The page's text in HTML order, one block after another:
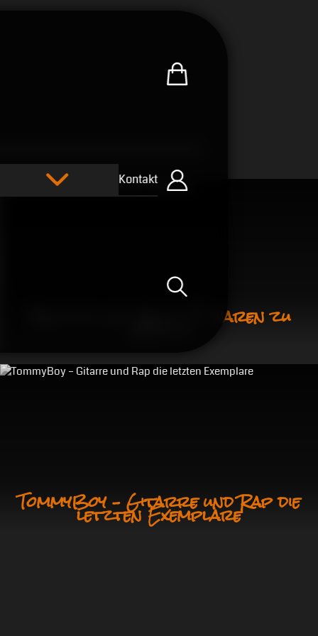
Kontakt
Zum U.R.B-Merchandise-
Einloggen
Suche öffnen
Mentor und Kenny P. waren zu
TommyBoy – Gitarre und Rap die
letzten Exemplare